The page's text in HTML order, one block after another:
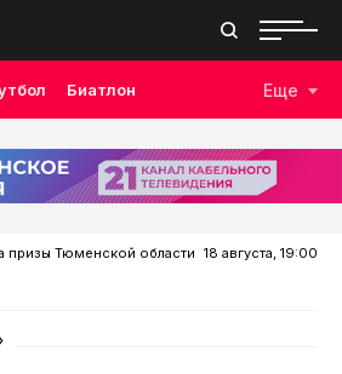
Биатлон
Плавание Дзюдо
Бокс
Еще
призы Тюменской области 18 августа, 19:00